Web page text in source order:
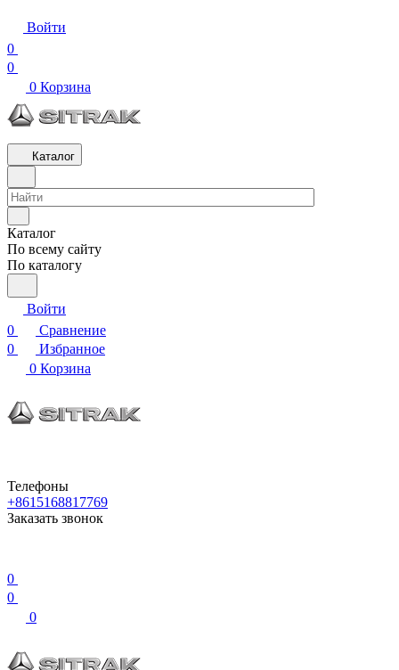
Войти
0
0
0 Корзина
Каталог
Каталог
По всему сайту
По каталогу
Войти
0
Сравнение
0
Избранное
0 Корзина
Телефоны
+8615168817769
Заказать звонок
0
0
0